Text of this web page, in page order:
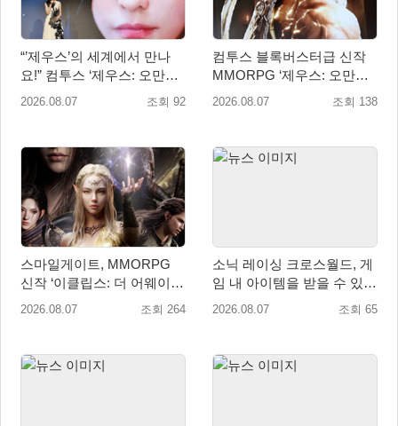
“’제우스’의 세계에서 만나
요!” 컴투스 ‘제우스: 오만의
신’ 쇼케이스 찾은 배우 박지
2026.08.07 조회 92
컴투스 블록버스터급 신작
MMORPG ‘제우스: 오만의
신’, 8월 26일 출시!
2026.08.07 조회 138
스마일게이트, MMORPG
신작 ‘이클립스: 더 어웨이크
닝’ 9월 10일 론칭!
2026.08.07 조회 264
소닉 레이싱 크로스월드, 게
임 내 아이템을 받을 수 있는
‘레전드 대회 라운드 7’ 개최!
2026.08.07 조회 65